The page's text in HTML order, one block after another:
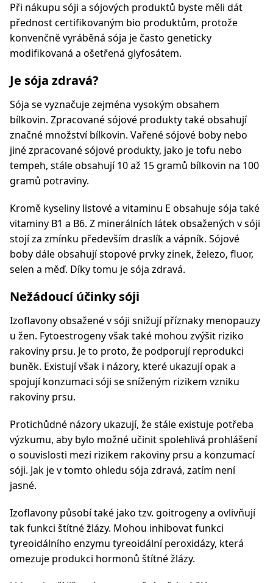
Při nákupu sóji a sójových produktů byste měli dát
přednost certifikovaným bio produktům, protože
konvenčně vyráběná sója je často geneticky
modifikovaná a ošetřená glyfosátem.
Je sója zdravá?
Sója se vyznačuje zejména vysokým obsahem
bílkovin. Zpracované sójové produkty také obsahují
značné množství bílkovin. Vařené sójové boby nebo
jiné zpracované sójové produkty, jako je tofu nebo
tempeh, stále obsahují 10 až 15 gramů bílkovin na 100
gramů potraviny.
Kromě kyseliny listové a vitaminu E obsahuje sója také
vitaminy B1 a B6. Z minerálních látek obsažených v sóji
stojí za zmínku především draslík a vápník. Sójové
boby dále obsahují stopové prvky zinek, železo, fluor,
selen a měď. Díky tomu je sója zdravá.
Nežádoucí účinky sóji
Izoflavony obsažené v sóji snižují příznaky menopauzy
u žen. Fytoestrogeny však také mohou zvýšit riziko
rakoviny prsu. Je to proto, že podporují reprodukci
buněk. Existují však i názory, které ukazují opak a
spojují konzumaci sóji se sníženým rizikem vzniku
rakoviny prsu.
Protichůdné názory ukazují, že stále existuje potřeba
výzkumu, aby bylo možné učinit spolehlivá prohlášení
o souvislosti mezi rizikem rakoviny prsu a konzumací
sóji. Jak je v tomto ohledu sója zdravá, zatím není
jasné.
Izoflavony působí také jako tzv. goitrogeny a ovlivňují
tak funkci štítné žlázy. Mohou inhibovat funkci
tyreoidálního enzymu tyreoidální peroxidázy, která
omezuje produkci hormonů štítné žlázy.